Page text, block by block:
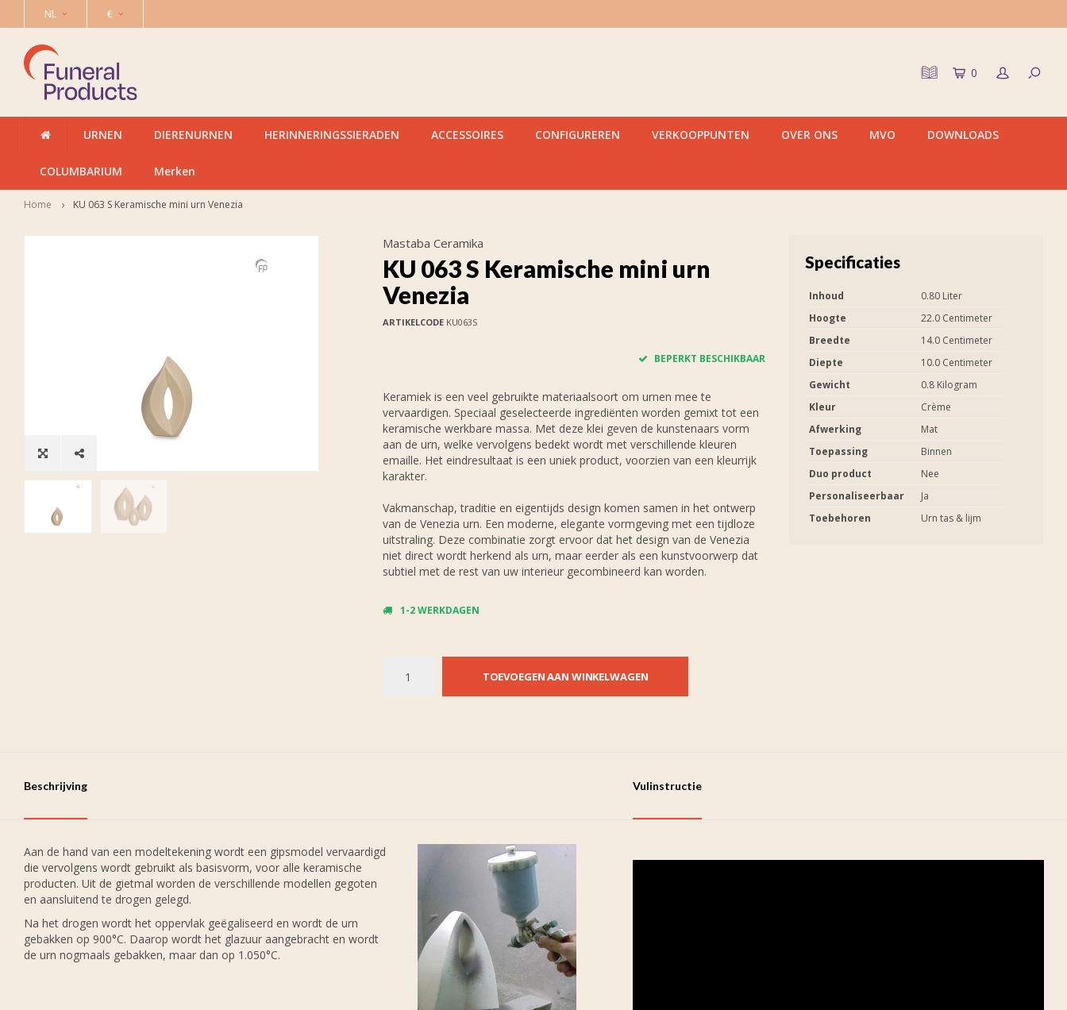
NL €
0
URNEN DIERENURNEN HERINNERINGSSIERADEN ACCESSOIRES CONFIGUREREN VERKOOPPUNTEN OVER ONS MVO DOWNLOADS
COLUMBARIUM Merken
Home KU 063 S Keramische mini urn Venezia
Mastaba Ceramika
KU 063 S Keramische mini urn
Venezia
ARTIKELCODEKU063S
BEPERKT BESCHIKBAAR
Keramiek is een veel gebruikte materiaalsoort om urnen mee te
vervaardigen. Speciaal geselecteerde ingrediënten worden gemixt tot een
keramische werkbare massa. Met deze klei geven de kunstenaars vorm
aan de urn, welke vervolgens bedekt wordt met verschillende kleuren
emaille. Het eindresultaat is een uniek product, voorzien van een kleurrijk
karakter.
Vakmanschap, traditie en eigentijds design komen samen in het ontwerp
van de Venezia urn. Een moderne, elegante vormgeving met een tijdloze
uitstraling. Deze combinatie zorgt ervoor dat het design van de Venezia
niet direct wordt herkend als urn, maar eerder als een kunstvoorwerp dat
subtiel met de rest van uw interieur gecombineerd kan worden.
1-2 WERKDAGEN
TOEVOEGEN AAN WINKELWAGEN
Specificaties
Inhoud
0.80 Liter
Hoogte
22.0 Centimeter
Breedte
14.0 Centimeter
Diepte
10.0 Centimeter
Gewicht
0.8 Kilogram
Kleur
Crème
Afwerking
Mat
Toepassing
Binnen
Duo product
Nee
Personaliseerbaar
Ja
Toebehoren
Urn tas & lijm
Beschrijving Vulinstructie
Aan de hand van een modeltekening wordt een gipsmodel vervaardigd
die vervolgens wordt gebruikt als basisvorm, voor alle keramische
producten. Uit de gietmal worden de verschillende modellen gegoten
en aansluitend te drogen gelegd.
Na het drogen wordt het oppervlak geëgaliseerd en wordt de urn
gebakken op 900°C. Daarop wordt het glazuur aangebracht en wordt
de urn nogmaals gebakken, maar dan op 1.050°C.